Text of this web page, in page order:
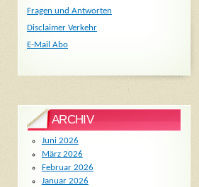
Fragen und Antworten
Disclaimer Verkehr
E-Mail Abo
ARCHIV
Juni 2026
März 2026
Februar 2026
Januar 2026